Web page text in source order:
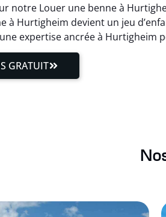
notre Louer une benne à
à Hurtigheim devient un jeu
expertise ancrée à Hurtigheim
GRATUIT